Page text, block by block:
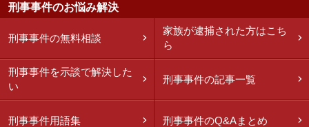
刑事事件のお悩み解決
刑事事件の無料相談
家族が逮捕された方はこち
ら
刑事事件を示談で解決した
い
刑事事件の記事一覧
刑事事件用語集 刑事事件のQ&Aまとめ